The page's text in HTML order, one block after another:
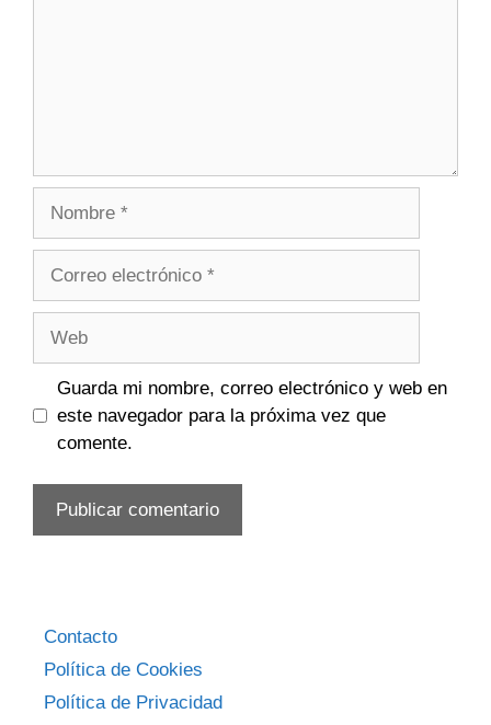
Guarda mi nombre, correo electrónico y web en
este navegador para la próxima vez que
comente.
Contacto
Política de Cookies
Política de Privacidad